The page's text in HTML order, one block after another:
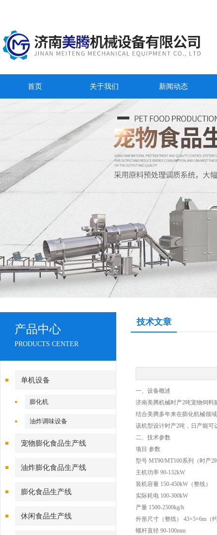
首页 关于我们 新闻动态
产品中心
PRODUCTS CENTER
单机设备
膨化机
油炸调味设备
宠物膨化食品生产线
油炸膨化食品生产线
膨化食品生产线
休闲食品生产线
技术文章
一、设备概述
济南美腾机械时产2吨宠物饲
结合美腾多年来在膨化机械领
该机型设计时产2吨，日产能可
二、技术参数
项目 参数
型号 MT90/MT100系列（时产2
主机功率 90-132kW
装机容量 150-450kW（整线）
实际耗电 100-300kW
产量 1500-2500kg/h
外形尺寸（整线） 43×5×6m（
螺杆直径 90-100mm